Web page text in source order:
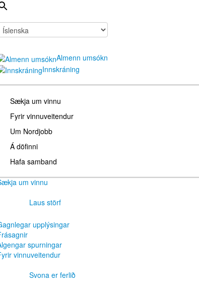
Almenn umsókn
Innskráning
Sækja um vinnu
Fyrir vinnuveitendur
Um Nordjobb
Á döfinni
Hafa samband
um vinnu
Laus störf
upplýsingar
spurningar
vinnuveitendur
Svona er ferlið